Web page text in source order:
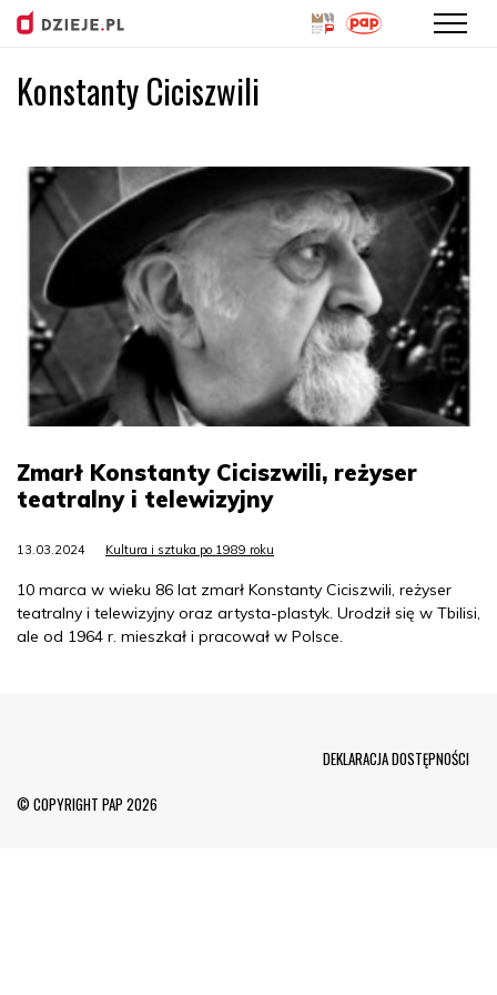
Przejdź
do
Konstanty Ciciszwili
Zmarł Konstanty Ciciszwili, reżyser
teatralny i telewizyjny
13.03.2024 Kultura i sztuka po 1989 roku
10 marca w wieku 86 lat zmarł Konstanty Ciciszwili, reżyser
teatralny i telewizyjny oraz artysta-plastyk. Urodził się w Tbilisi,
ale od 1964 r. mieszkał i pracował w Polsce.
© COPYRIGHT PAP 2026
DEKLARACJA DOSTĘPNOŚCI